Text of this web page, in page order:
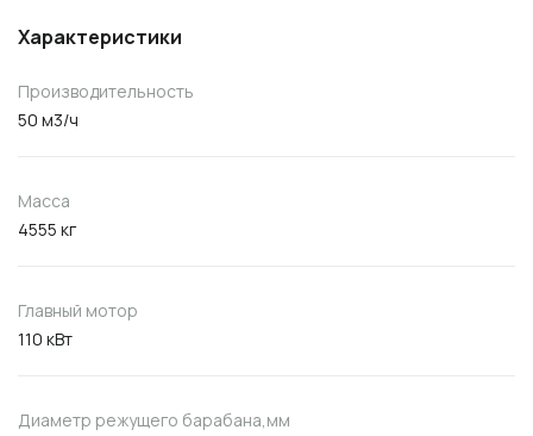
Характеристики
Производительность
50 м3/ч
Масса
4555 кг
Главный мотор
110 кВт
Диаметр режущего барабана,мм